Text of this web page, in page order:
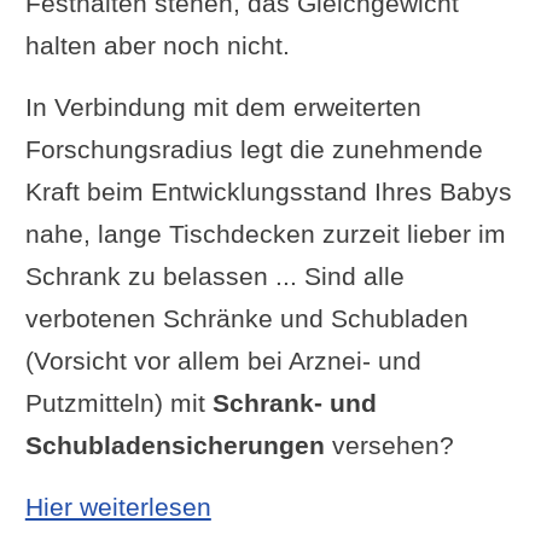
halten aber noch nicht.
In Verbindung mit dem erweiterten
Forschungsradius legt die zunehmende
Kraft beim Entwicklungsstand Ihres Babys
nahe, lange Tischdecken zurzeit lieber im
Schrank zu belassen ... Sind alle
verbotenen Schränke und Schubladen
(Vorsicht vor allem bei Arznei- und
Putzmitteln) mit Schrank- und
Schubladensicherungen versehen?
Hier weiterlesen: Entwicklung im 9 Monat